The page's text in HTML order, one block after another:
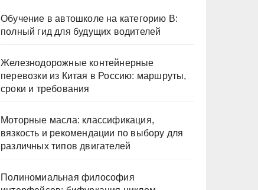
Обучение в автошколе на категорию В:
полный гид для будущих водителей
Железнодорожные контейнерные
перевозки из Китая в Россию: маршруты,
сроки и требования
Моторные масла: классификация,
вязкость и рекомендации по выбору для
различных типов двигателей
Полиномиальная философия